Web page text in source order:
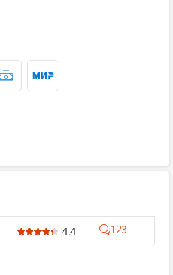
4.4 123